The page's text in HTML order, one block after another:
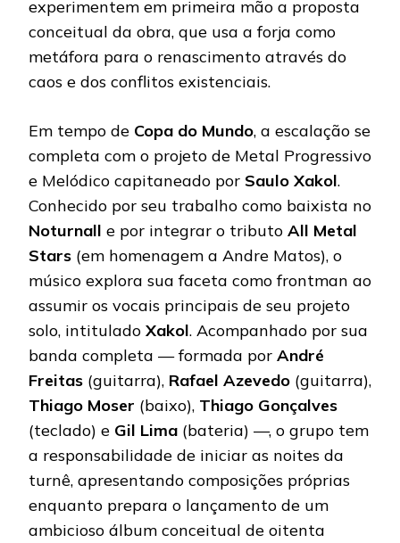
experimentem em primeira mão a proposta
conceitual da obra, que usa a forja como
metáfora para o renascimento através do
caos e dos conflitos existenciais.
Em tempo de Copa do Mundo, a escalação se
completa com o projeto de Metal Progressivo
e Melódico capitaneado por Saulo Xakol.
Conhecido por seu trabalho como baixista no
Noturnall e por integrar o tributo All Metal
Stars (em homenagem a Andre Matos), o
músico explora sua faceta como frontman ao
assumir os vocais principais de seu projeto
solo, intitulado Xakol. Acompanhado por sua
banda completa — formada por André
Freitas (guitarra), Rafael Azevedo (guitarra),
Thiago Moser (baixo), Thiago Gonçalves
(teclado) e Gil Lima (bateria) —, o grupo tem
a responsabilidade de iniciar as noites da
turnê, apresentando composições próprias
enquanto prepara o lançamento de um
ambicioso álbum conceitual de oitenta